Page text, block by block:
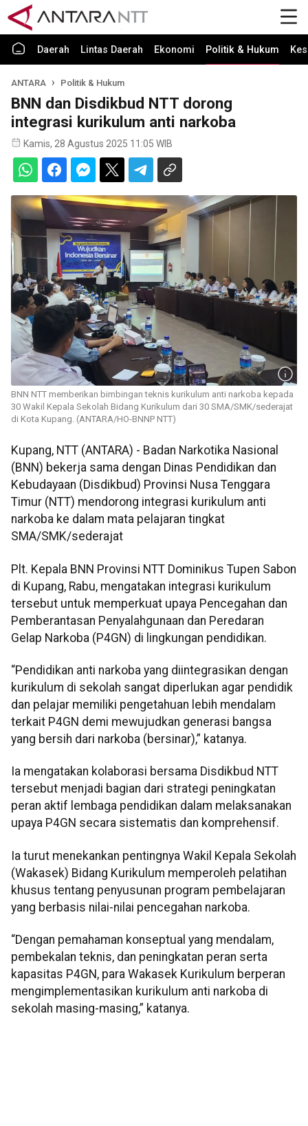
Daerah Lintas Daerah Ekonomi Politik & Hukum
ANTARA Politik & Hukum
BNN dan Disdikbud NTT dorong
integrasi kurikulum anti narkoba
Kamis, 28 Agustus 2025 11:05 WIB
BNN NTT memberikan bimbingan teknis kurikulum anti narkoba kepada
30 Wakil Kepala Sekolah Bidang Kurikulum dari 30 SMA/SMK/sederajat
di Kota Kupang. (ANTARA/HO-BNNP NTT)
Kupang, NTT (ANTARA) - Badan Narkotika Nasional
(BNN) bekerja sama dengan Dinas Pendidikan dan
Kebudayaan (Disdikbud) Provinsi Nusa Tenggara
Timur (NTT) mendorong integrasi kurikulum anti
narkoba ke dalam mata pelajaran tingkat
SMA/SMK/sederajat
Plt. Kepala BNN Provinsi NTT Dominikus Tupen Sabon
di Kupang, Rabu, mengatakan integrasi kurikulum
tersebut untuk memperkuat upaya Pencegahan dan
Pemberantasan Penyalahgunaan dan Peredaran
Gelap Narkoba (P4GN) di lingkungan pendidikan.
“Pendidikan anti narkoba yang diintegrasikan dengan
kurikulum di sekolah sangat diperlukan agar pendidik
dan pelajar memiliki pengetahuan lebih mendalam
terkait P4GN demi mewujudkan generasi bangsa
yang bersih dari narkoba (bersinar),” katanya.
Ia mengatakan kolaborasi bersama Disdikbud NTT
tersebut menjadi bagian dari strategi peningkatan
peran aktif lembaga pendidikan dalam melaksanakan
upaya P4GN secara sistematis dan komprehensif.
Ia turut menekankan pentingnya Wakil Kepala Sekolah
(Wakasek) Bidang Kurikulum memperoleh pelatihan
khusus tentang penyusunan program pembelajaran
yang berbasis nilai-nilai pencegahan narkoba.
“Dengan pemahaman konseptual yang mendalam,
pembekalan teknis, dan peningkatan peran serta
kapasitas P4GN, para Wakasek Kurikulum berperan
mengimplementasikan kurikulum anti narkoba di
sekolah masing-masing,” katanya.